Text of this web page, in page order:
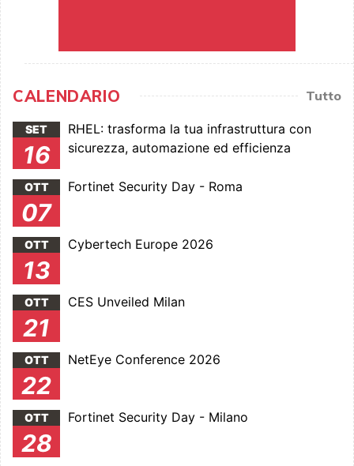
CALENDARIO Tutto
SET
16
RHEL: trasforma la tua infrastruttura con
sicurezza, automazione ed efficienza
OTT
07
Fortinet Security Day - Roma
OTT
13
Cybertech Europe 2026
OTT
21
CES Unveiled Milan
OTT
22
NetEye Conference 2026
OTT
28
Fortinet Security Day - Milano